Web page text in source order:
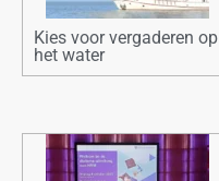
Kies voor vergaderen op
het water